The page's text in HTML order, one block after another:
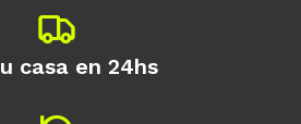
casa en 24hs